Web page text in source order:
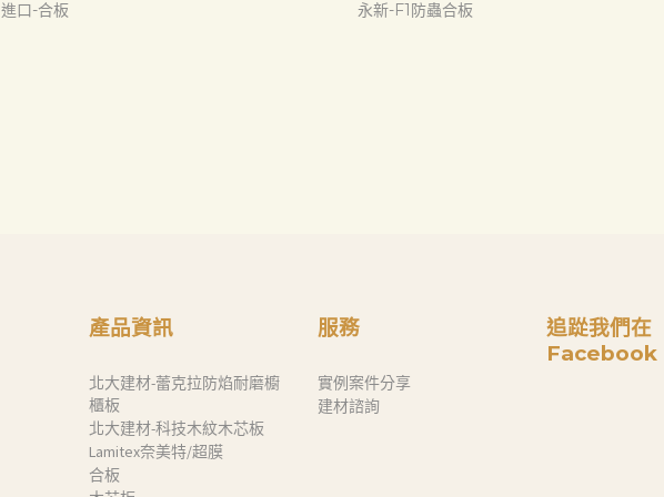
進口-合板 永新-F1防蟲合板
產品資訊
北大建材-蕾克拉防焰耐磨櫥
櫃板
北大建材-科技木紋木芯板
Lamitex奈美特/超膜
合板
服務
實例案件分享
建材諮詢
追踨我們在
Facebook